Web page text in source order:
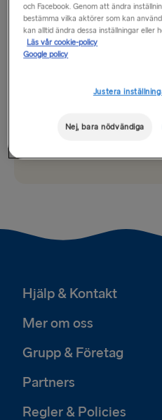
Parkering
Hamnanläggningar
Hjälp & Kontakt
Mer om oss
Grupp & Företag
Partners
Regler & Policies
och Facebook. Genom att ändra
bestämma vilka aktörer som kan
kan alltid ändra dessa inställningar eller
Läs vår cookie-policy
Google policy
Justera
Nej, bara nödvändiga